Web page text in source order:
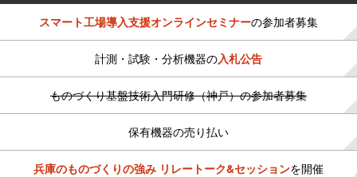
スマート工場導入支援オンラインセミナーの参加者募集
計測・試験・分析機器の入札公告
ものづくり基盤技術入門研修（神戸）の参加者募集
保有機器の売り払い
兵庫のものづくりの強み リレートーク&セッションを開催